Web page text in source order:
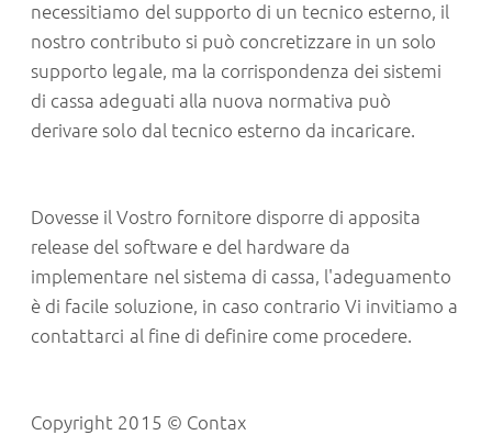
necessitiamo del supporto di un tecnico esterno, il
nostro contributo si può concretizzare in un solo
supporto legale, ma la corrispondenza dei sistemi
di cassa adeguati alla nuova normativa può
derivare solo dal tecnico esterno da incaricare.
Dovesse il Vostro fornitore disporre di apposita
release del software e del hardware da
implementare nel sistema di cassa, l'adeguamento
è di facile soluzione, in caso contrario Vi invitiamo a
contattarci al fine di definire come procedere.
Copyright 2015 © Contax